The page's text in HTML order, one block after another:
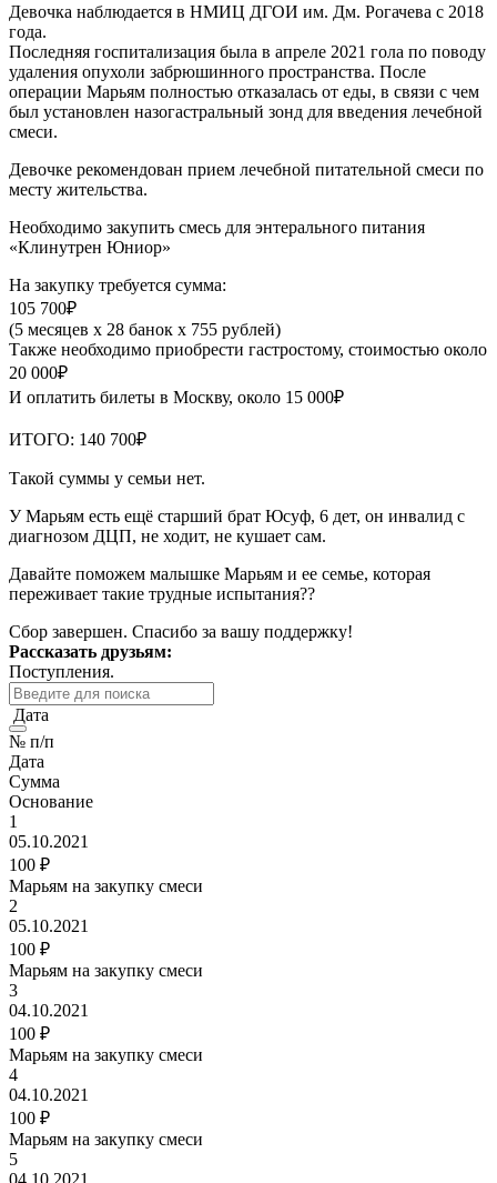
Девочка наблюдается в НМИЦ ДГОИ им. Дм. Рогачева с 2018
года.
Последняя госпитализация была в апреле 2021 гола по поводу
удаления опухоли забрюшинного пространства. После
операции Марьям полностью отказалась от еды, в связи с чем
был установлен назогастральный зонд для введения лечебной
смеси.
Девочке рекомендован прием лечебной питательной смеси по
месту жительства.
Необходимо закупить смесь для энтерального питания
«Клинутрен Юниор»
На закупку требуется сумма:
105 700₽
(5 месяцев х 28 банок х 755 рублей)
Также необходимо приобрести гастростому, стоимостью около
20 000₽
И оплатить билеты в Москву, около 15 000₽
ИТОГО: 140 700₽
Такой суммы у семьи нет.
У Марьям есть ещё старший брат Юсуф, 6 дет, он инвалид с
диагнозом ДЦП, не ходит, не кушает сам.
Давайте поможем малышке Марьям и ее семье, которая
переживает такие трудные испытания??
Сбор завершен. Спасибо за вашу поддержку!
Рассказать друзьям:
Поступления.
Дата
№ п/п
Дата
Сумма
Основание
1
05.10.2021
100 ₽
Марьям на закупку смеси
2
05.10.2021
100 ₽
Марьям на закупку смеси
3
04.10.2021
100 ₽
Марьям на закупку смеси
4
04.10.2021
100 ₽
Марьям на закупку смеси
5
04.10.2021